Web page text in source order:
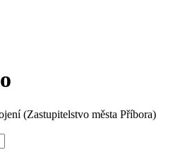
(Zastupitelstvo města Příbora)